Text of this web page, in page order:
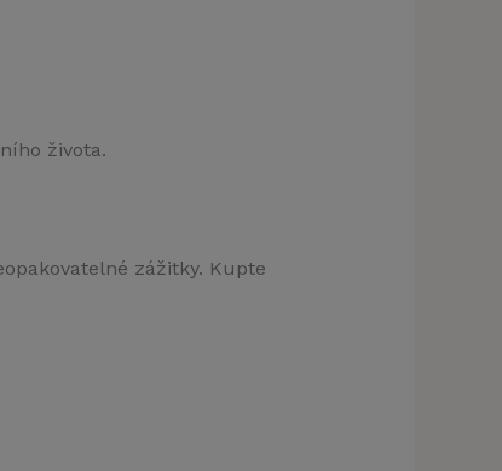
života.
zážitky. Kupte